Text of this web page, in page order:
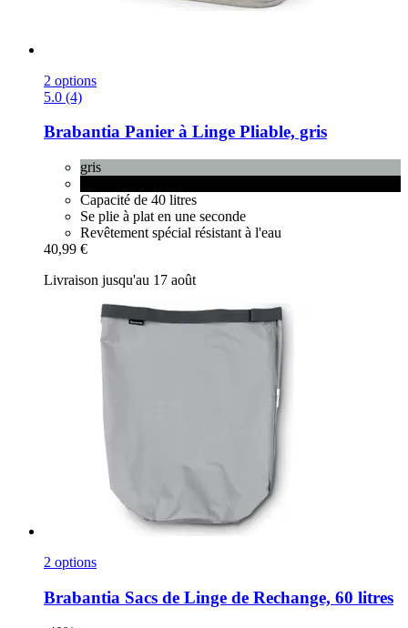
2 options
5.0 (4)
Brabantia Panier à Linge Pliable, gris
gris
Capacité de 40 litres
Se plie à plat en une seconde
Revêtement spécial résistant à l'eau
40,99 €
Livraison jusqu'au 17 août
2 options
Brabantia Sacs de Linge de Rechange, 60 litres